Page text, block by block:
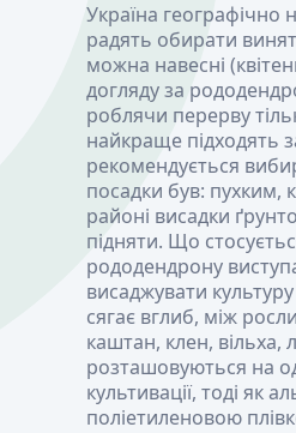
Україна географічно
радять обирати
можна навесні
догляду за
роблячи перерву
найкраще підходять
рекомендується
посадки був: пухким,
районі висадки
підняти. Що
рододендрону
висаджувати
сягає вглиб, між
каштан, клен, вільха,
розташовуються на
культивації, тоді як
поліетиленовою